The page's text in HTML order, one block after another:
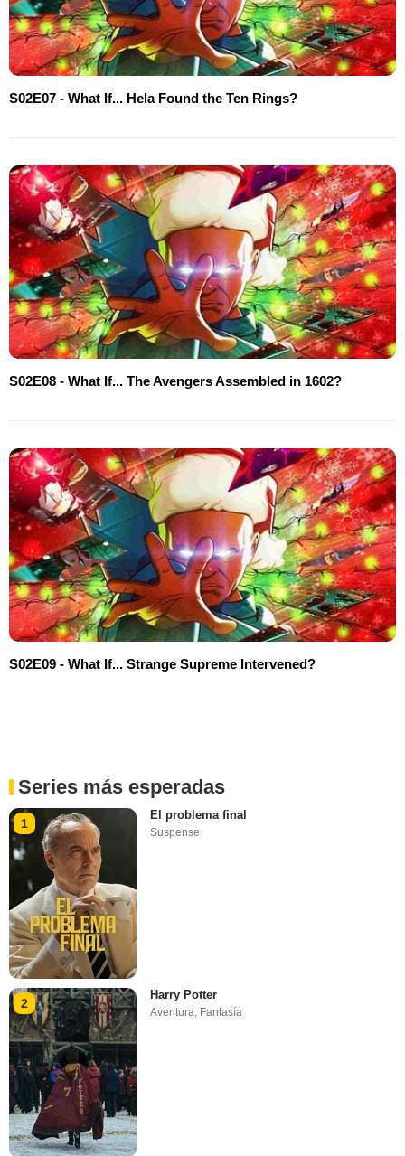
S02E07 - What If... Hela Found the Ten Rings?
S02E08 - What If... The Avengers Assembled in 1602?
S02E09 - What If... Strange Supreme Intervened?
Series más esperadas
1
El problema final
Suspense
2
Harry Potter
Aventura Fantasía